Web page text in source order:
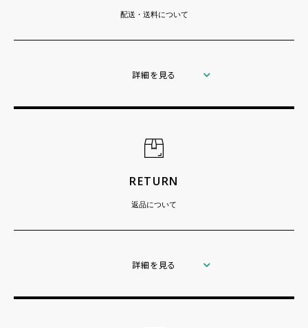
配送・送料について
詳細を見る
RETURN
返品について
詳細を見る